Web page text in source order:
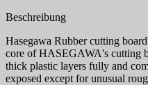
Beschreibung
Hasegawa Rubber cutting
core of HASEGAWA's cutting
thick plastic layers fully and
exposed except for unusual